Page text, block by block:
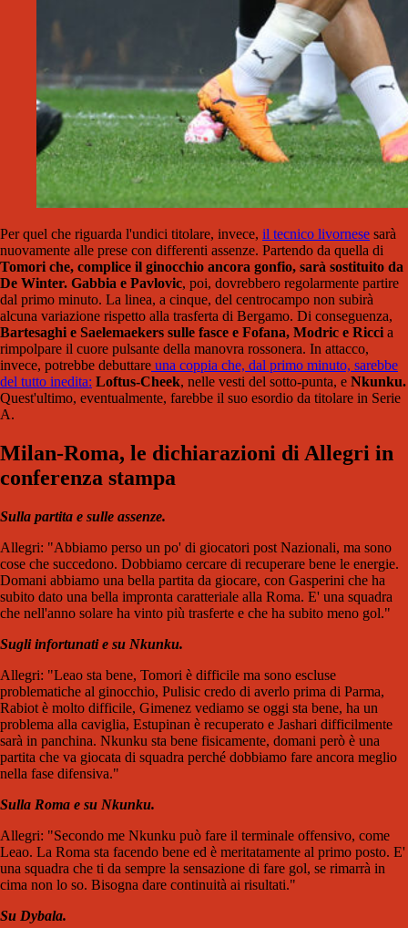
Per quel che riguarda l'undici titolare, invece, il tecnico livornese sarà
nuovamente alle prese con differenti assenze. Partendo da quella di
Tomori che, complice il ginocchio ancora gonfio, sarà sostituito da
De Winter. Gabbia e Pavlovic, poi, dovrebbero regolarmente partire
dal primo minuto. La linea, a cinque, del centrocampo non subirà
alcuna variazione rispetto alla trasferta di Bergamo. Di conseguenza,
Bartesaghi e Saelemaekers sulle fasce e Fofana, Modric e Ricci a
rimpolpare il cuore pulsante della manovra rossonera. In attacco,
invece, potrebbe debuttare una coppia che, dal primo minuto, sarebbe
del tutto inedita: Loftus-Cheek, nelle vesti del sotto-punta, e Nkunku.
Quest'ultimo, eventualmente, farebbe il suo esordio da titolare in Serie
A.
Milan-Roma, le dichiarazioni di Allegri in
conferenza stampa
Sulla partita e sulle assenze.
Allegri: "Abbiamo perso un po' di giocatori post Nazionali, ma sono
cose che succedono. Dobbiamo cercare di recuperare bene le energie.
Domani abbiamo una bella partita da giocare, con Gasperini che ha
subito dato una bella impronta caratteriale alla Roma. E' una squadra
che nell'anno solare ha vinto più trasferte e che ha subito meno gol."
Sugli infortunati e su Nkunku.
Allegri: "Leao sta bene, Tomori è difficile ma sono escluse
problematiche al ginocchio, Pulisic credo di averlo prima di Parma,
Rabiot è molto difficile, Gimenez vediamo se oggi sta bene, ha un
problema alla caviglia, Estupinan è recuperato e Jashari difficilmente
sarà in panchina. Nkunku sta bene fisicamente, domani però è una
partita che va giocata di squadra perché dobbiamo fare ancora meglio
nella fase difensiva."
Sulla Roma e su Nkunku.
Allegri: "Secondo me Nkunku può fare il terminale offensivo, come
Leao. La Roma sta facendo bene ed è meritatamente al primo posto. E'
una squadra che ti da sempre la sensazione di fare gol, se rimarrà in
cima non lo so. Bisogna dare continuità ai risultati."
Su Dybala.